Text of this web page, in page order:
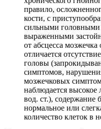
правило,
кости, с
сильными
выраженными
от абсцесса
отличается
головы
симптомов,
мозжечковых
наблюдается
вод. ст.), содержание
нормальное или
количество клеток в